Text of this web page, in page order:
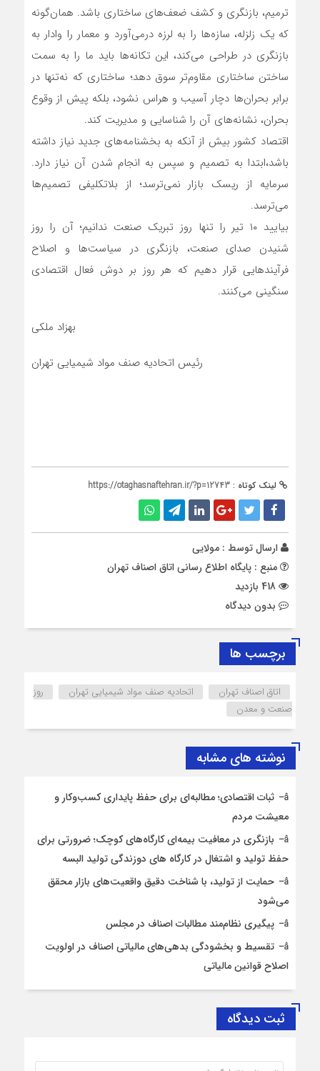
ترمیم، بازنگری و کشف ضعف‌های ساختاری باشد. همان‌گونه
که یک زلزله، سازه‌ها را به لرزه درمی‌آورد و معمار را وادار به
بازنگری در طراحی می‌کند، این تکانه‌ها باید ما را به سمت
ساختن ساختاری مقاوم‌تر سوق دهد؛ ساختاری که نه‌تنها در
برابر بحران‌ها دچار آسیب و هراس نشود، بلکه پیش از وقوع
بحران، نشانه‌های آن را شناسایی و مدیریت کند.
اقتصاد کشور بیش از آنکه به بخشنامه‌های جدید نیاز داشته
باشد،ابتدا به تصمیم و سپس به انجام شدن آن نیاز دارد.
سرمایه از ریسک بازار نمی‌ترسد؛ از بلاتکلیفی تصمیم‌ها
می‌ترسد.
بیایید ۱۰ تیر را تنها روز تبریک صنعت ندانیم؛ آن را روز
شنیدن صدای صنعت، بازنگری در سیاست‌ها و اصلاح
فرآیندهایی قرار دهیم که هر روز بر دوش فعال اقتصادی
سنگینی می‌کنند.
بهزاد ملکی
رئیس اتحادیه صنف مواد شیمیایی تهران
لینک کوتاه : https://otaghasnaftehran.ir/?p=12743
ارسال توسط : مولایی
منبع : پایگاه اطلاع رسانی اتاق اصناف تهران
بدون دیدگاه
برچسب ها
اتاق اصناف تهران اتحادیه صنف مواد شیمیایی تهران
روز
صنعت و معدن
نوشته های مشابه
ثبات اقتصادی؛ مطالبه‌ای برای حفظ پایداری کسب‌وکار و
معیشت مردم
بازنگری در معافیت بیمه‌ای کارگاه‌های کوچک؛ ضرورتی برای
حفظ تولید و اشتغال در کارگاه های دوزندگی تولید البسه
حمایت از تولید، با شناخت دقیق واقعیت‌های بازار محقق
می‌شود
پیگیری نظام‌مند مطالبات اصناف در مجلس
تقسیط و بخشودگی بدهی‌های مالیاتی اصناف در اولویت
اصلاح قوانین مالیاتی
ثبت دیدگاه